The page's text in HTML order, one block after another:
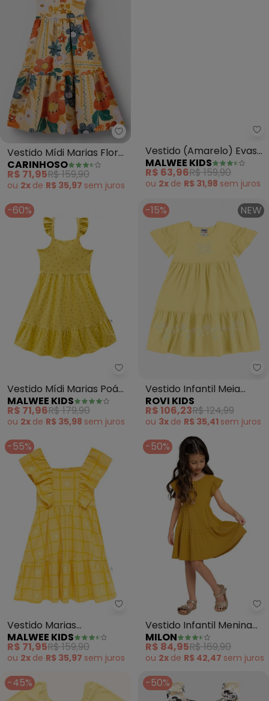
Carinhoso - Vestido Mídi
Vestido Mídi Marias Floral
(Amarelo)
CARINHOSO
R$ 71,95R$ 159,90
ou 2x de R$ 35,97 sem juros
Vestido (Amarelo) Evasê
Araras
MALWEE KIDS
R$ 63,96R$ 159,90
ou 2x de R$ 31,98 semjuros
-60%
Malwee Kids - Vestido Mídi
Vestido Mídi Marias Poá
(Amarelo)
MALWEE KIDS
R$ 71,96R$ 179,90
ou 2x de R$ 35,98 sem juros
-15% NEW
Vestido Infantil Meia
Malha com Estampa
(Amarelo)
ROVI KIDS
R$ 106,23R$ 124,99
ou 3x de R$ 35,41 sem juros
-55%
Malwee Kids - Vestido Marias
Vestido Marias
Estampado com Babado
(Amarelo)
MALWEE KIDS
R$ 71,95R$ 159,90
ou 2x de R$ 35,97 sem juros
-50%
Vestido Infantil Menina
Liso (Amarelo)
MILON
R$ 84,95R$ 169,90
ou 2x de R$ 42,47 sem juros
-45% -50%